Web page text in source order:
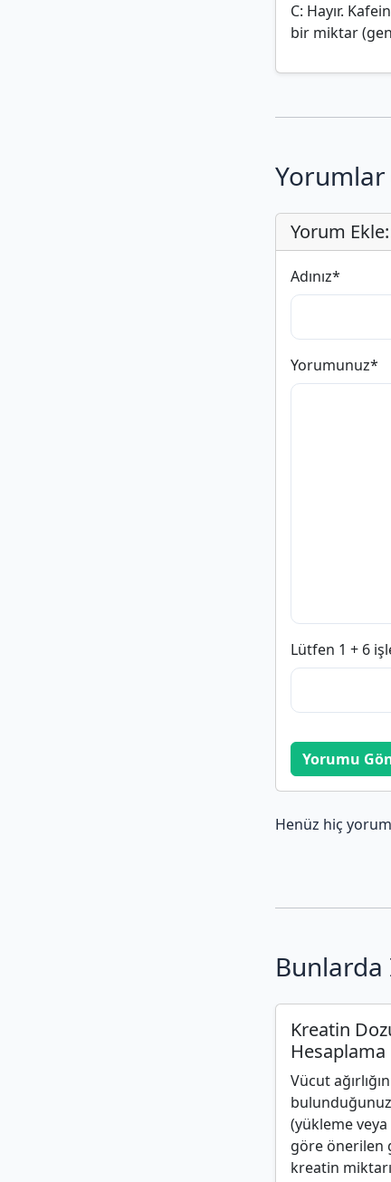
C: Hayır.
bir miktar
Yorumlar
Yorum Ekle:
Adınız*
Yorumunuz*
Lütfen 1 + 6
Yorumu
Henüz hiç yorum
Kreatin
Hesaplama
Vücut
(yükleme
göre önerilen
kreatin